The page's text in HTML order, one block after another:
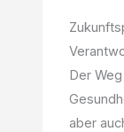
Der
aber